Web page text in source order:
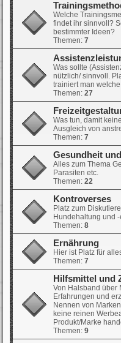
Welche
findet ihr sinnvoll?
bestimmter Ideen?
Themen: 7
Was sollte
nützlich/ sinnvoll.
trainiert man
Themen: 27
Was tun, damit
Ausgleich von
Themen: 7
Gesundheit
Alles zum Thema
Parasiten etc.
Themen: 22
Kontroverses
Platz zum
Hundehaltung und
Themen: 8
Ernährung
Hier ist Platz für
Themen: 7
Hilfsmittel und
Von Halsband über
Erfahrungen und
Nennen von
keine reinen
Produkt/Marke
Themen: 9